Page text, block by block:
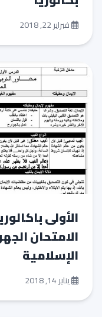
فبراير 22, 2018
الأولى
الامتحان
الإسلامية
يناير 14, 2018